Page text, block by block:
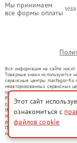
Мы принимаем
все формы оплаты
Вся информация на сайте
Товарные знаки используются
сервисные центры mar.fagor-
неавторизованных сервисных
правообладателями товарных
Ремонт осуществляется для
со статьей 1487 ГК РФ.
Использование товарных
потребителей в заблуждение, а
ремонту техники указанных
Представленная на сайте
положениями Статьи 437(2)
Этот сайт
ознакомиться с
файлов cookie